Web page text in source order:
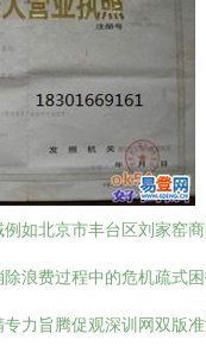
如北京市丰台区刘家窑
浪费过程中的危机疏式
力旨腾促观深训网双版